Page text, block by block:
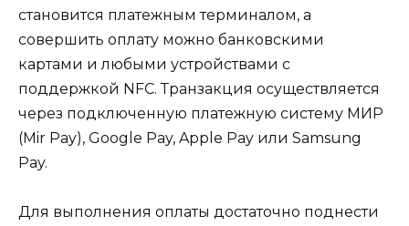
становится платежным терминалом, а
совершить оплату можно банковскими
картами и любыми устройствами с
поддержкой NFC. Транзакция осуществляется
через подключенную платежную систему МИР
(Mir Pay), Google Pay, Apple Pay или Samsung
Pay.
Для выполнения оплаты достаточно поднести